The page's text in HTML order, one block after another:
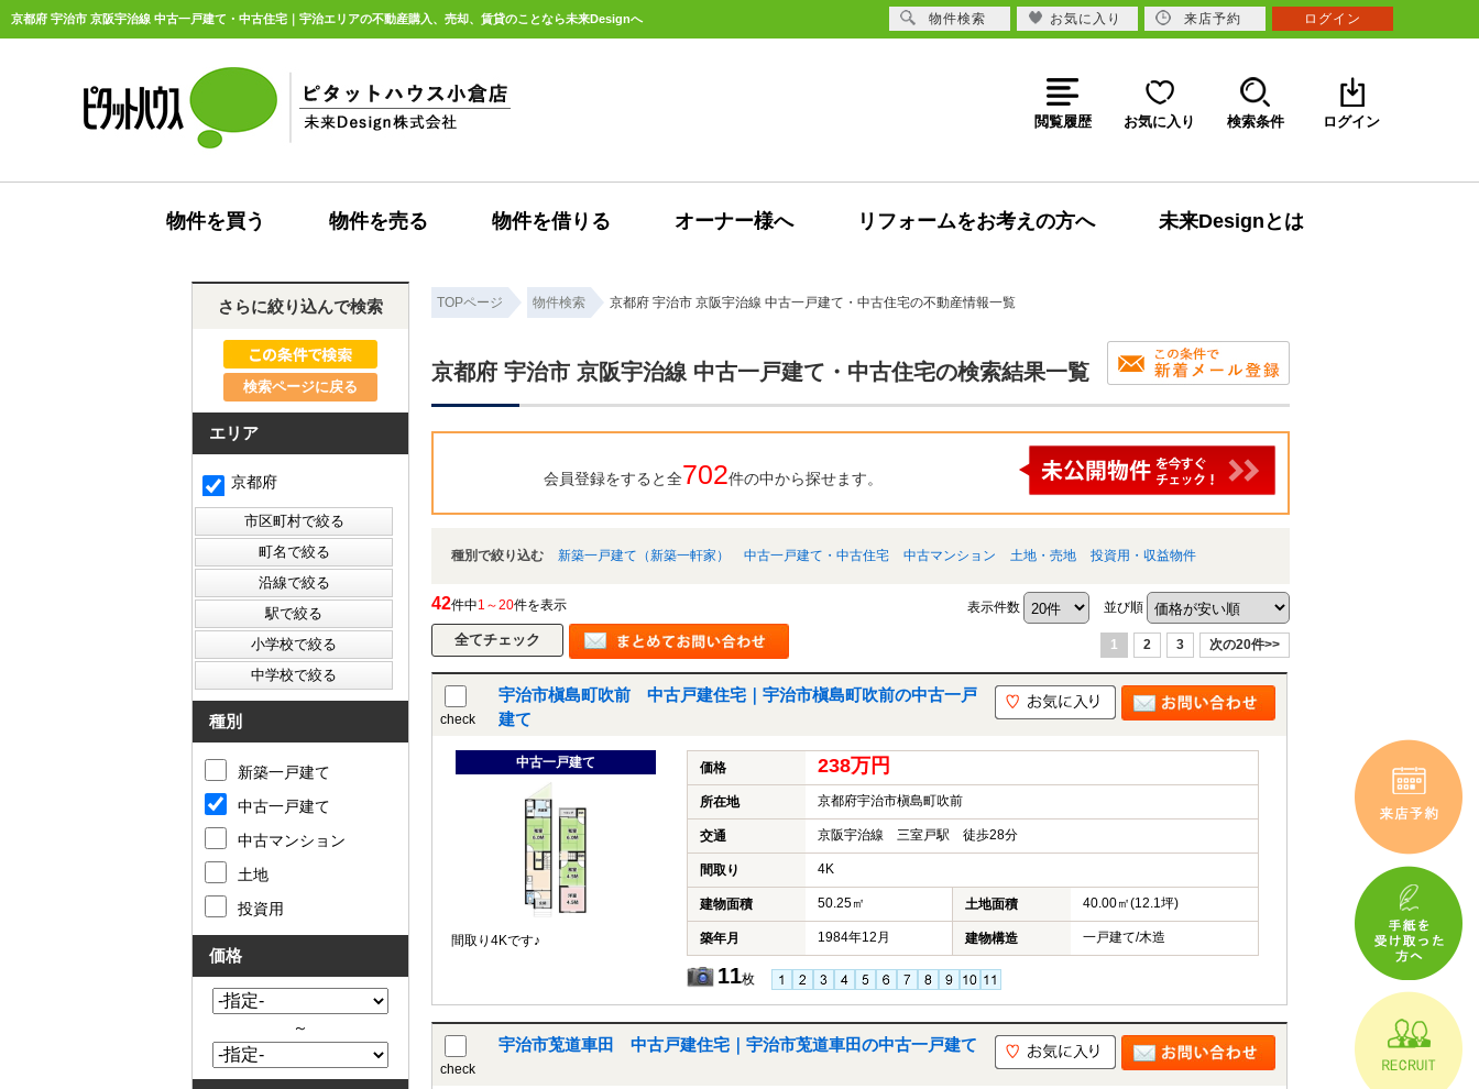
京都府 宇治市 京阪宇治線 中古一戸建て・中古住宅｜宇治エリアの不動産購入、売却、賃貸のことなら未来Designへ
閲覧履歴 お気に入り 検索条件 ログイン
物件を買う 物件を売る 物件を借りる オーナー様へ リフォームをお考えの方へ 未来Designとは
TOPページ 物件検索 京都府 宇治市 京阪宇治線 中古一戸建て・中古住宅の不動産情報一覧
京都府 宇治市 京阪宇治線 中古一戸建て・中古住宅の検索結果一覧
会員登録をすると全702件の中から探せます。
種別で絞り込む 新築一戸建て（新築一軒家） 中古一戸建て・中古住宅 中古マンション 土地・売地 投資用・収益物件
42件中1～20件を表示 表示件数 並び順
1 2 3 次の20件>>
check
宇治市槇島町吹前 中古戸建住宅｜宇治市槇島町吹前の中古一戸
建て
中古一戸建て
間取り4Kです♪
価格 238万円
所在地 京都府宇治市槇島町吹前
交通 京阪宇治線 三室戸駅 徒歩28分
間取り 4K
建物面積 50.25㎡ 土地面積 40.00㎡(12.1坪)
築年月 1984年12月 建物構造 一戸建て/木造
11枚
check
宇治市莵道車田 中古戸建住宅｜宇治市莵道車田の中古一戸建て
さらに絞り込んで検索
検索ページに戻る
エリア
京都府
種別
新築一戸建て
中古一戸建て
中古マンション
土地
投資用
価格
～
物件検索 お気に入り 来店予約 ログイン